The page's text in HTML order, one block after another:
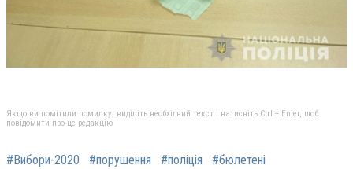
Якщо ви помітили помилку, виділіть необхідний текст і натисніть Ctrl + Enter, щоб
повідомити про це редакцію
#Вибори-2020 #порушення #поліція #бюлетені